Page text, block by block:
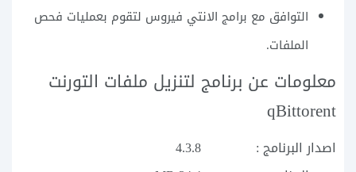
التوافق مع برامج الانتي فيروس لتقوم بعمليات فحص
الملفات.
معلومات عن برنامج لتنزيل ملفات التورنت
qBittorent
اصدار البرنامج :
4.3.8